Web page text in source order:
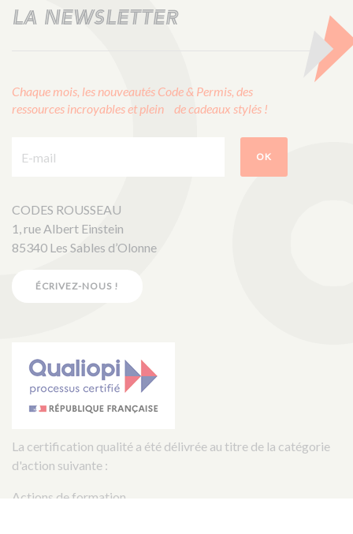
LA NEWSLETTER
Chaque mois, les nouveautés Code & Permis, des
ressources incroyables et plein de cadeaux stylés !
OK
CODES ROUSSEAU
1, rue Albert Einstein
85340 Les Sables d’Olonne
ÉCRIVEZ-NOUS !
La certification qualité a été délivrée au titre de la catégorie
d'action suivante :
Actions de formation